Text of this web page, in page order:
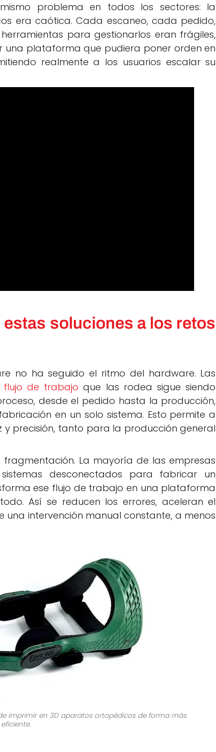
problema en todos los sectores: la
era caótica. Cada escaneo, cada pedido,
para gestionarlos eran frágiles,
una plataforma que pudiera poner orden en
realmente a los usuarios escalar su
soluciones a los retos
no ha seguido el ritmo del hardware. Las
flujo de trabajo que las rodea sigue siendo
desde el pedido hasta la producción,
en un solo sistema. Esto permite a
precisión, tanto para la producción general
La mayoría de las empresas
desconectados para fabricar un
ese flujo de trabajo en una plataforma
Así se reducen los errores, aceleran el
una intervención manual constante, a menos
imprimir en 3D aparatos ortopédicos de forma más
eficiente.